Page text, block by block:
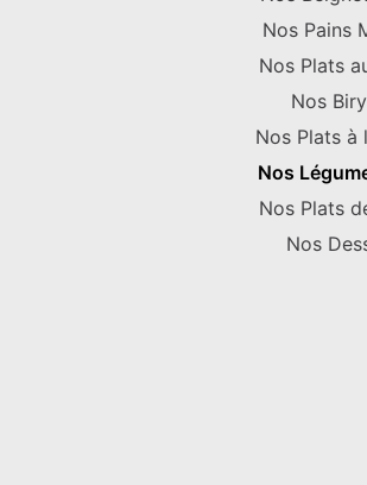
Nos Pains
Nos Plats
Nos
Nos Plats à
Nos
Nos Plats
Nos